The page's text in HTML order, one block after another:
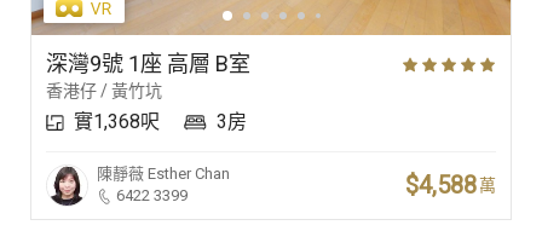
深灣9號 1座 高層 B室
香港仔 / 黃竹坑
實1,368呎 3房
陳靜薇 Esther Chan
6422 3399
$4,588萬